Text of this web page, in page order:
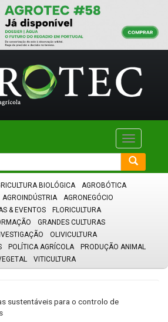
Toggle
BIOLÓGICA
AGROBÓTICA
AGROINDÚSTRIA
AGRONEGÓCIO
& EVENTOS
FLORICULTURA
GRANDES CULTURAS
OLIVICULTURA
POLÍTICA AGRÍCOLA
PRODUÇÃO ANIMAL
VITICULTURA
sustentáveis para o controlo de